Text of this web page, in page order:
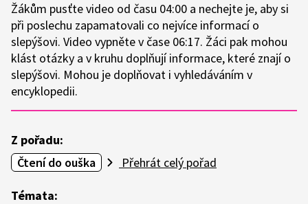
Žákům pusťte video od času 04:00 a nechejte je, aby si
při poslechu zapamatovali co nejvíce informací o
slepýšovi. Video vypněte v čase 06:17. Žáci pak mohou
klást otázky a v kruhu doplňují informace, které znají o
slepýšovi. Mohou je doplňovat i vyhledáváním v
encyklopedii.
Z pořadu:
Čtení do ouška
Přehrát celý pořad
Témata: